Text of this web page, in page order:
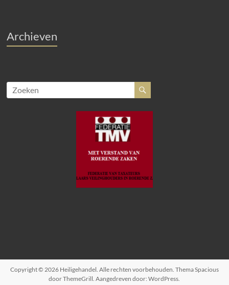
Archieven
Copyright © 2026 Heiligehandel . Alle rechten voorbehouden. ThemaSpacious
door ThemeGrill. Aangedreven door:WordPress